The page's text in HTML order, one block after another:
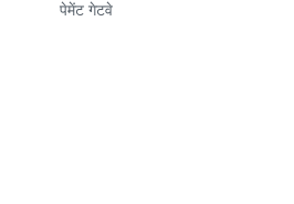
पेमेंट गेटवे